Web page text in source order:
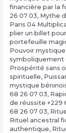
financière par la
26 07 03, Mythe
Paris 04
plier un billet
portefeuille
Pouvoir
symboliquement
Prospérité sans
spirituelle,
mystique
68 26 07 03,
de réussite +229
68 26 07 03,
Rituel ancestral
authentique,